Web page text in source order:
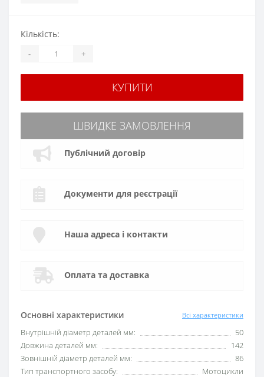
Основні характеристики Всі характеристики
Внутрішній діаметр деталей мм:
50
Довжина деталей мм:
142
Зовнішній діаметр деталей мм:
86
Тип транспортного засобу:
Мотоцикли
Кількість:
- +
КУПИТИ
ШВИДКЕ ЗАМОВЛЕННЯ
Публічний договір
Документи для реєстрації
Наша адреса і контакти
Оплата та доставка